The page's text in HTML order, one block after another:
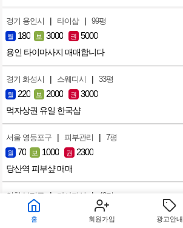
경기 용인시 | 타이샵 | 99평
월 180 보 3000 권 5000
용인 타이마사지 매매합니다
경기 화성시 | 스웨디시 | 33평
월 220 보 2000 권 3000
먹자상권 유일 한국샵
서울 영등포구 | 피부관리 | 7평
월 70 보 1000 권 2300
당산역 피부샾 매매
인천 부평구 | 마사지샵 | 40평
160 보 2500
홈 회원가입 광고안내